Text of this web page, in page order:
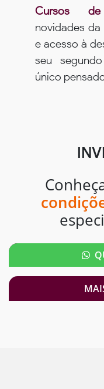
Cursos
novidades da
e acesso à
seu
único